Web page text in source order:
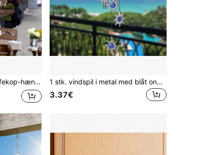
kunstdekoration, hængemærke, egnet til 11 højtider 1 stk. vindspil i metal med blåt ondt øje-design, perfekt til boligindretning, morsdagsgave eller til at forskønne altan, terrasse og have
3.37€